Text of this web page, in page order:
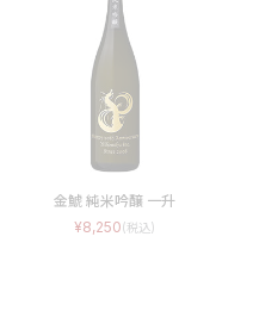
金鯱 純米吟醸 一升
8,250